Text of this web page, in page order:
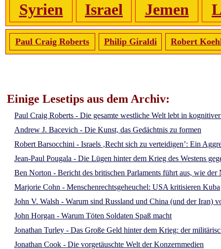
Syrien Israel Jemen
Paul Craig Roberts Philip Giraldi Robert
Einige Lesetips aus dem Archiv:
Paul Craig Roberts - Die gesamte westliche Welt lebt in
Andrew J. Bacevich - Die Kunst, das Gedächtnis zu formen
Robert Barsocchini - Israels ‚Recht sich zu verteidigen’: Ein
Jean-Paul Pougala - Die Lügen hinter dem Krieg des Westens
Ben Norton - Bericht des britischen Parlaments führt aus, wie
Marjorie Cohn - Menschenrechtsgeheuchel: USA kritisieren Kuba
John V. Walsh - Warum sind Russland und China (und der Iran)
John Horgan - Warum Töten Soldaten Spaß macht
Jonathan Turley - Das Große Geld hinter dem Krieg: der
Jonathan Cook - Die vorgetäuschte Welt der Konzernmedien